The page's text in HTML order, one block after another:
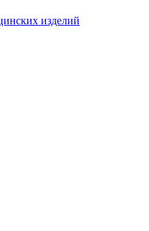
изделий